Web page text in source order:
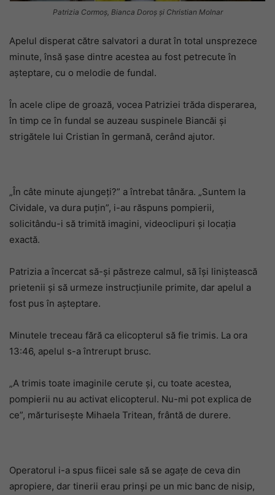
Patrizia Cormoș, Bianca Doroș și Christian Molnar
Apelul disperat către salvatori a durat în total unsprezece
minute, însă șase dintre acestea au fost petrecute în
așteptare, cu o melodie de fundal.
În acele clipe de groază, vocea Patriziei trăda disperarea,
în timp ce în fundal se auzeau suspinele Biancăi și
strigătele lui Cristian în germană, cerând ajutor.
„În câte minute ajungeți?” a întrebat tânăra. „Suntem la
Cividale, va dura puțin”, i-au răspuns pompierii,
solicitându-i să trimită imagini, videoclipuri și locația
exactă.
Patrizia a încercat să-și păstreze calmul, să își liniștească
prietenii și să urmeze instrucțiunile primite, dar apelul a
fost pus în așteptare.
Minutele treceau fără ca elicopterul să fie trimis. La ora
13:46, apelul s-a întrerupt brusc.
„A trimis toate imaginile cerute și, cu toate acestea,
pompierii nu au activat elicopterul. Nu-mi pot explica de
ce”, mărturisește Mihaela Tritean, frântă de durere.
Operatorul i-a spus fiicei sale să se agațe de ceva din
apropiere, dar tinerii erau prinși pe un mic banc de nisip,